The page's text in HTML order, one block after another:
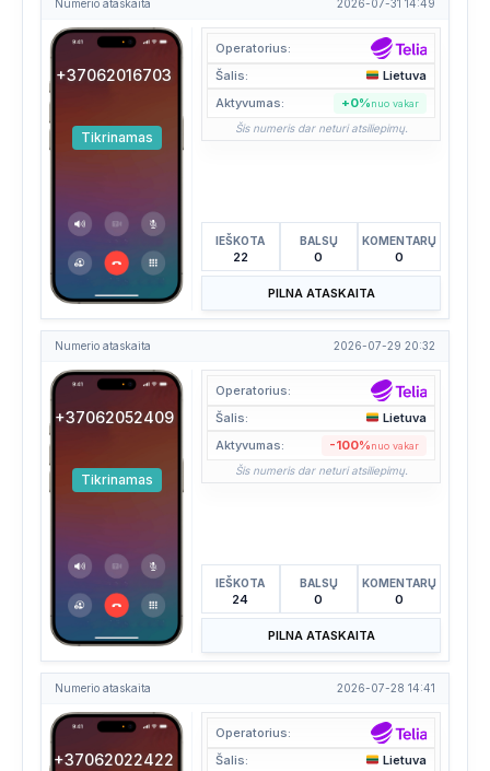
Numerio ataskaita 2026-07-31 14:49
+37062016703
Tikrinamas
Operatorius:
Šalis:
Lietuva
Aktyvumas:
+0%nuo vakar
Šis numeris dar neturi atsiliepimų.
IEŠKOTA
22
BALSŲ
0
KOMENTARŲ
0
PILNA ATASKAITA
Numerio ataskaita 2026-07-29 20:32
+37062052409
Tikrinamas
Operatorius:
Šalis:
Lietuva
Aktyvumas:
-100%nuo vakar
Šis numeris dar neturi atsiliepimų.
IEŠKOTA
24
BALSŲ
0
KOMENTARŲ
0
PILNA ATASKAITA
Numerio ataskaita 2026-07-28 14:41
+37062022422
Operatorius:
Šalis:
Lietuva